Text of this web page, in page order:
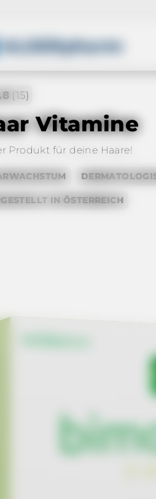
ALSERpharm
(15)
Vitamine
Produkt für deine Haare!
IN ÖSTERREICH